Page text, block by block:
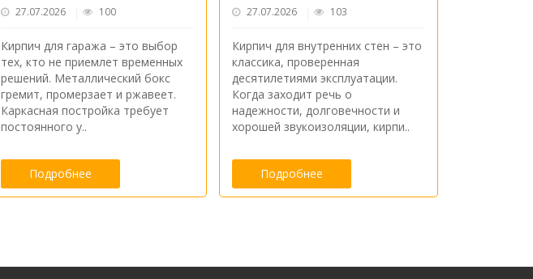
27.07.2026 100
Кирпич для гаража – это выбор
тех, кто не приемлет временных
решений. Металлический бокс
гремит, промерзает и ржавеет.
Каркасная постройка требует
постоянного у..
Подробнее
27.07.2026 103
Кирпич для внутренних стен – это
классика, проверенная
десятилетиями эксплуатации.
Когда заходит речь о
надежности, долговечности и
хорошей звукоизоляции, кирпи..
Подробнее